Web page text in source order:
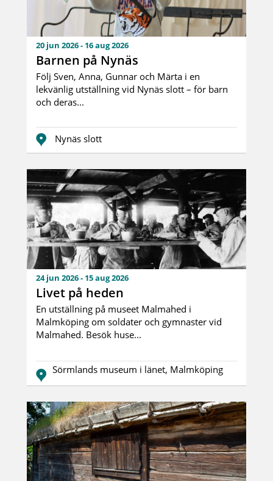
20 jun 2026 - 16 aug 2026
Barnen på Nynäs
Följ Sven, Anna, Gunnar och Märta i en
lekvänlig utställning vid Nynäs slott – för barn
och deras...
Nynäs slott
24 jun 2026 - 15 aug 2026
Livet på heden
En utställning på museet Malmahed i
Malmköping om soldater och gymnaster vid
Malmahed. Besök huse...
Sörmlands museum i länet, Malmköping